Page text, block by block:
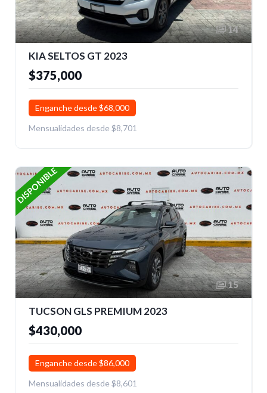
14
KIA SELTOS GT 2023
$375,000
Enganche desde $68,000
Mensualidades desde $8,701
DISPONIBLE
15
TUCSON GLS PREMIUM 2023
$430,000
Enganche desde $86,000
Mensualidades desde $8,601